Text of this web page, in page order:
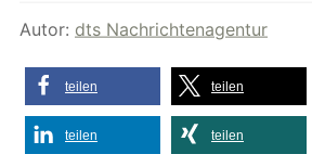
Autor: dts Nachrichtenagentur
teilen teilen
teilen teilen